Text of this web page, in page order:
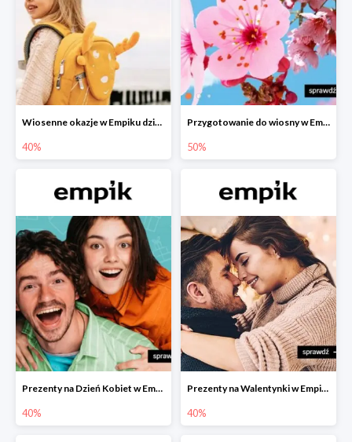
Wiosenne okazje w Empiku dziecko w podróży do -40%
40%
Przygotowanie do wiosny w Empiku - setki produktów do -50%
50%
Prezenty na Dzień Kobiet w Empiku do -40%
40%
Prezenty na Walentynki w Empiku do -40%
40%